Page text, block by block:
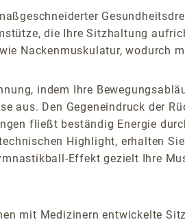
die Ihre Sitzhaltung
Nackenmuskulatur, wodurch
indem Ihre
aus. Den Gegeneindruck der
fließt beständig Energie
Highlight, erhalten
Effekt gezielt Ihre
mit Medizinern entwickelte